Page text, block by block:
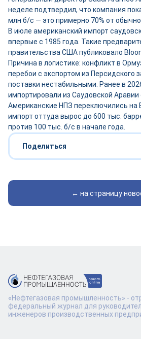
неделе подтвердил, что компания
млн б/с — это примерно 70% от
В июле американский импорт
впервые с 1985 года. Такие
правительства США публиковало
Причина в логистике: конфликт в
перебои с экспортом из Персидского
поставки нестабильными. Ранее в
импортировали из Саудовской
Американские НПЗ переключились на
импорт оттуда вырос до 600 тыс.
против 100 тыс. б/с в начале года.
Поделиться
← на страницу
«Нефтегазовая промышленность» -
федеральный журнал для
инженеров производственных